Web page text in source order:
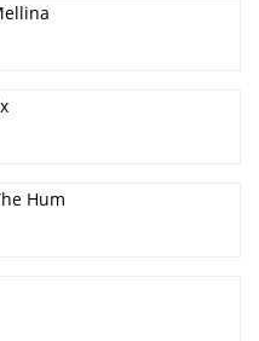
Hum